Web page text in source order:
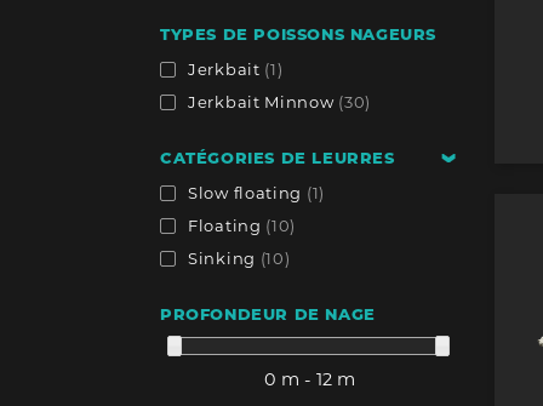
TYPES DE POISSONS NAGEURS
Jerkbait (1)
Jerkbait Minnow (30)
CATÉGORIES DE LEURRES
Slow floating (1)
Floating (10)
Sinking (10)
PROFONDEUR DE NAGE
0 m - 12 m